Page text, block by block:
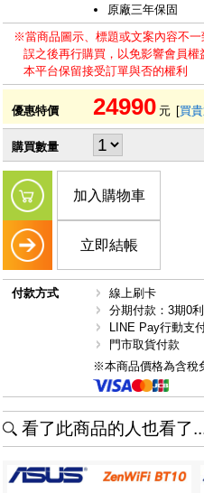
原廠三年保固
※當商品圖示、標題或文案內容不
誤之後再行購買，以免影響會員權
本平台保留接受訂單與否的權利
優惠特價 24990 元 [買
購買數量
加入購物車
立即結帳
付款方式
線上刷卡
分期付款：3期0
LINE Pay行動支
門市取貨付款
※本商品價格為含稅
看了此商品的人也看了